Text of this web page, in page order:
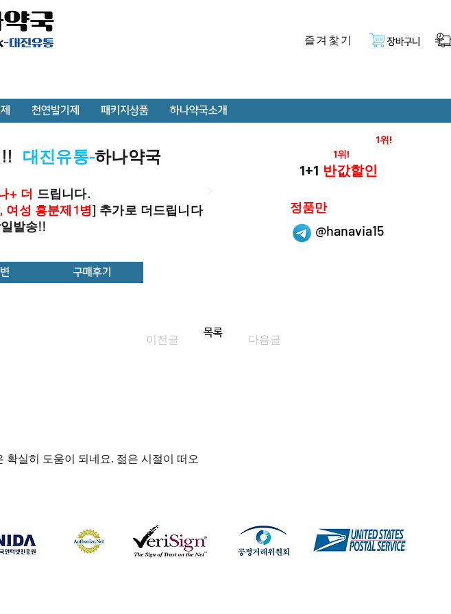
즐겨찿기 장바구니
천연발기제 패키지상품 하나약국소개
대진유통-하나약국
+ 더 드립니다.
여성 흥분제1병] 추가로 더드립니다
발송!!
@hanavia15
1위!
1위!
1+1 반값할인
정품만
구매후기
이전글
목록
다음글
실히 도움이 되네요. 젊은 시절이 떠오